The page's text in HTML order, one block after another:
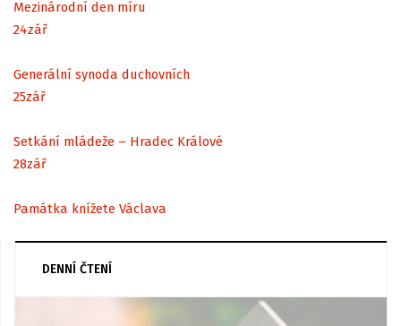
Mezinárodní den míru
24zář
Generální synoda duchovních
25zář
Setkání mládeže – Hradec Králové
28zář
Památka knížete Václava
DENNÍ ČTENÍ